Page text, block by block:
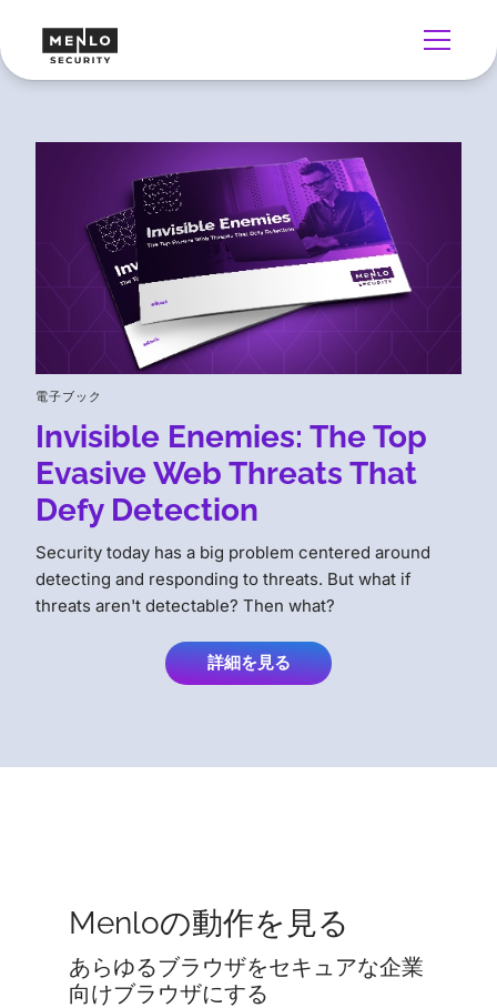
電子ブック
Invisible Enemies: The Top
Evasive Web Threats That
Defy Detection
Security today has a big problem centered around
detecting and responding to threats. But what if
threats aren't detectable? Then what?
詳細を見る
Menloの動作を見る
あらゆるブラウザをセキュアな企業
向けブラウザにする